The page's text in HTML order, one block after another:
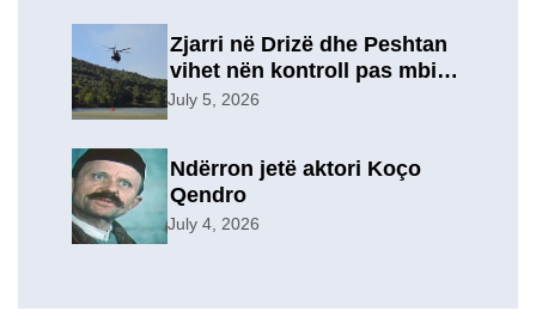
Zjarri në Drizë dhe Peshtan
vihet nën kontroll pas mbi 9
orësh operacion, u
July 5, 2026
Ndërron jetë aktori Koço
Qendro
July 4, 2026